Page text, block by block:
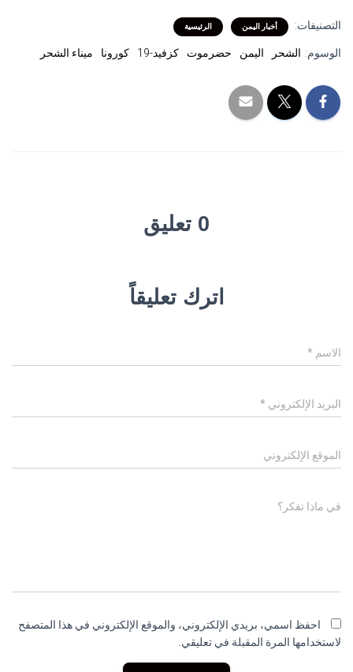
التصنيفات: أخبار اليمن الرئيسية
الوسوم: الشحر اليمن حضرموت كزفيد-19 كورونا ميناء الشحر
0 تعليق
اترك تعليقاً
الاسم *
البريد الإلكتروني *
الموقع الإلكتروني
في ماذا تفكر؟
احفظ اسمي، بريدي الإلكتروني، والموقع الإلكتروني في هذا المتصفح
لاستخدامها المرة المقبلة في تعليقي.